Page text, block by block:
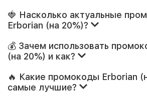
🍓 Насколько актуальные
Erborian (на 20%)?
💰 Зачем использовать
(на 20%) и как?
🔥 Какие промокоды Erborian
самые лучшие?